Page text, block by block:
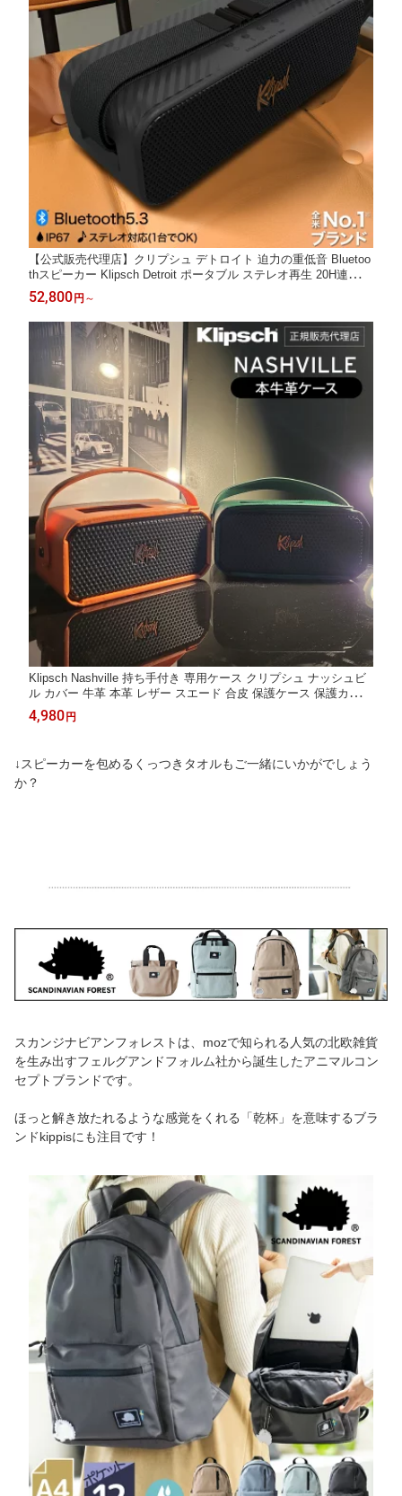
【公式販売代理店】クリプシュ デトロイト 迫力の重低音 Bluetoo
thスピーカー Klipsch Detroit ポータブル ステレオ再生 20H連続再
生 Bluetooth 5.3 防塵 防水 IP67 マイク通話 モバイルバッテリー
充電器
52,800 円 ～
Klipsch Nashville 持ち手付き 専用ケース クリプシュ ナッシュビ
ル カバー 牛革 本革 レザー スエード 合皮 保護ケース 保護カバー
傷防止 持ち運び 携帯用
4,980 円
↓スピーカーを包めるくっつきタオルもご一緒にいかがでしょう
か？
スカンジナビアンフォレストは、mozで知られる人気の北欧雑貨
を生み出すフェルグアンドフォルム社から誕生したアニマルコン
セプトブランドです。
ほっと解き放たれるような感覚をくれる「乾杯」を意味するブラ
ンドkippisにも注目です！